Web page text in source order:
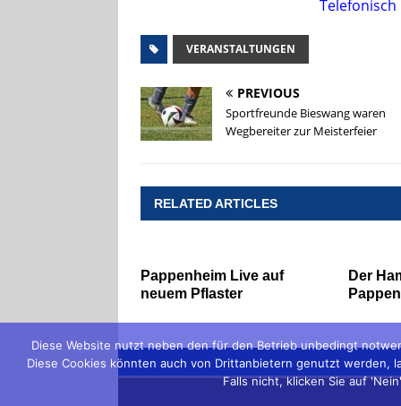
Telefonisch
VERANSTALTUNGEN
PREVIOUS
Sportfreunde Bieswang waren
Wegbereiter zur Meisterfeier
RELATED ARTICLES
Pappenheim Live auf
neuem Pflaster
Der
Diese Website nutzt neben den für den Betrieb unbedingt
Diese Cookies könnten auch von Drittanbietern genutzt werden,
Falls nicht, klicken Sie auf